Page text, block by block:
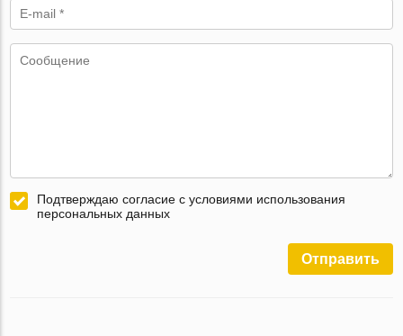
Подтверждаю согласие с условиями использования
персональных данных
Отправить